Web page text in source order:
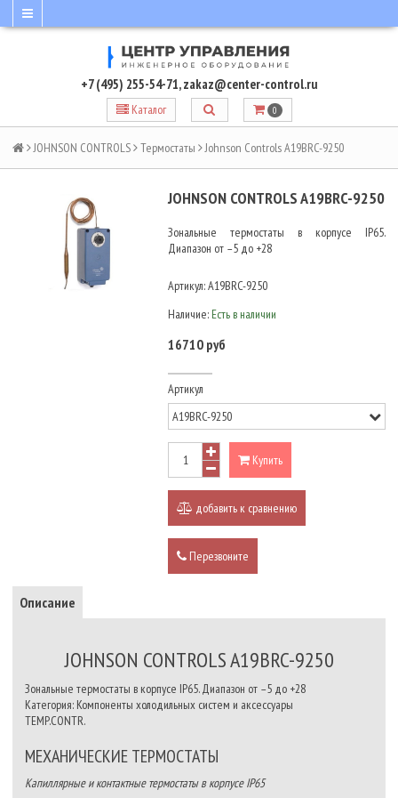
+7 (495) 255-54-71,zakaz@center-control.ru
Каталог 0
JOHNSON CONTROLS Термостаты Johnson Controls A19BRC-9250
JOHNSON CONTROLS A19BRC-9250
Зональные термостаты в корпусе IP65.
Диапазон от –5 до +28
Артикул:A19BRC-9250
Наличие: Есть в наличии
16710 руб
Артикул
Купить
добавить к сравнению
Перезвоните
Описание
JOHNSON CONTROLS A19BRC-9250
Зональные термостаты в корпусе IP65. Диапазон от –5 до +28
Категория: Компоненты холодильных систем и аксессуары
TEMP.CONTR.
МЕХАНИЧЕСКИЕ ТЕРМОСТАТЫ
Капиллярные и контактные термостаты в корпусе IP65